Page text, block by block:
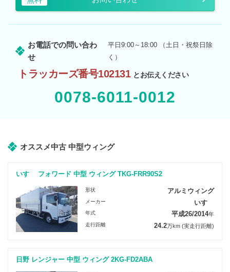
お電話での問い合わ
せ
平日9:00～18:00 （土日・祝祭日除
く）
トラッカーズ番号102131 とお伝えください
0078-6011-0012
オススメ中古 中型ウィング
いすゞ フォワード 中型 ウィング TKG-FRR90S2
形状 アルミウィング
メーカー いすゞ
年式 平成26/2014年
走行距離 24.2万km (実走行距離)
日野 レンジャー 中型 ウィング 2KG-FD2ABA